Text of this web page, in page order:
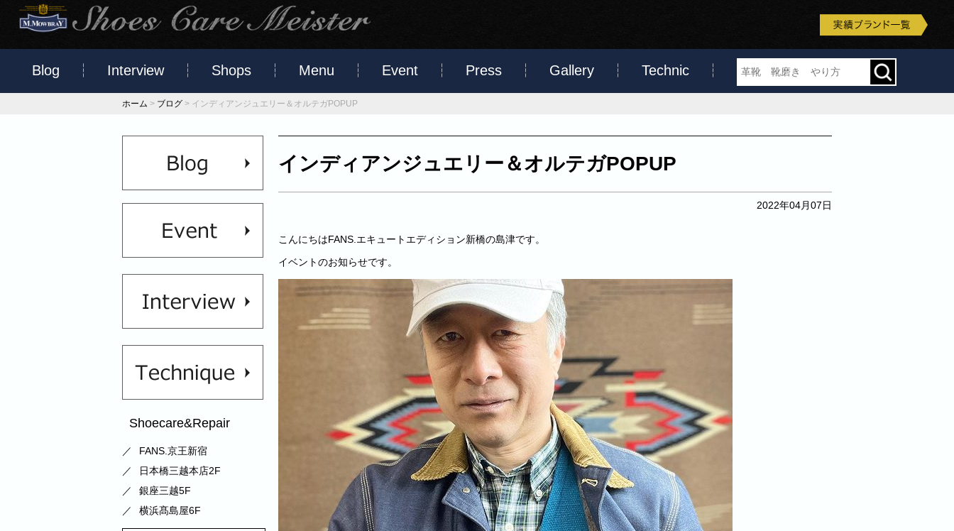
Blog Interview Shops Menu Event Press Gallery Technic
ホーム > ブログ > インディアンジュエリー＆オルテガPOPUP
インディアンジュエリー＆オルテガPOPUP
2022年04月07日
こんにちはFANS.エキュートエディション新橋の島津です。
イベントのお知らせです。
Shoecare&Repair
FANS.京王新宿
日本橋三越本店2F
銀座三越5F
横浜髙島屋6F